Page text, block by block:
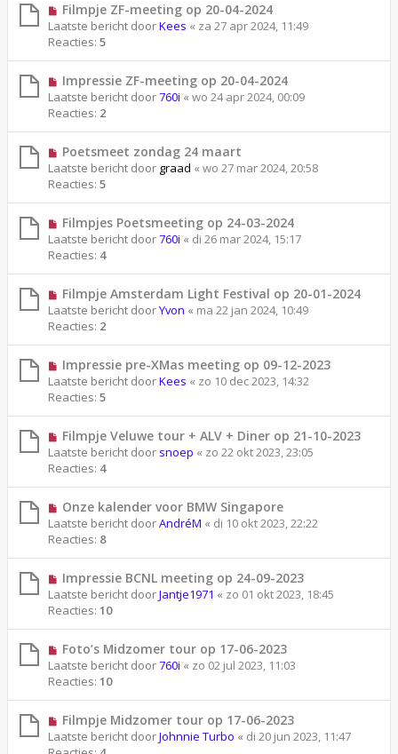
Filmpje ZF-meeting op 20-04-2024
Laatste bericht doorKees « za 27 apr 2024, 11:49
Reacties: 5
Impressie ZF-meeting op 20-04-2024
Laatste bericht door760i « wo 24 apr 2024, 00:09
Reacties: 2
Poetsmeet zondag 24 maart
Laatste bericht door graad « wo 27 mar 2024, 20:58
Reacties: 5
Filmpjes Poetsmeeting op 24-03-2024
Laatste bericht door760i « di 26 mar 2024, 15:17
Reacties: 4
Filmpje Amsterdam Light Festival op 20-01-2024
Laatste bericht doorYvon « ma 22 jan 2024, 10:49
Reacties: 2
Impressie pre-XMas meeting op 09-12-2023
Laatste bericht doorKees « zo 10 dec 2023, 14:32
Reacties: 5
Filmpje Veluwe tour + ALV + Diner op 21-10-2023
Laatste bericht door snoep « zo 22 okt 2023, 23:05
Reacties: 4
Onze kalender voor BMW Singapore
Laatste bericht doorAndréM « di 10 okt 2023, 22:22
Reacties: 8
Impressie BCNL meeting op 24-09-2023
Laatste bericht doorJantje1971 « zo 01 okt 2023, 18:45
Reacties: 10
Foto’s Midzomer tour op 17-06-2023
Laatste bericht door760i « zo 02 jul 2023, 11:03
Reacties: 10
Filmpje Midzomer tour op 17-06-2023
Laatste bericht doorJohnnie Turbo « di 20 jun 2023, 11:47